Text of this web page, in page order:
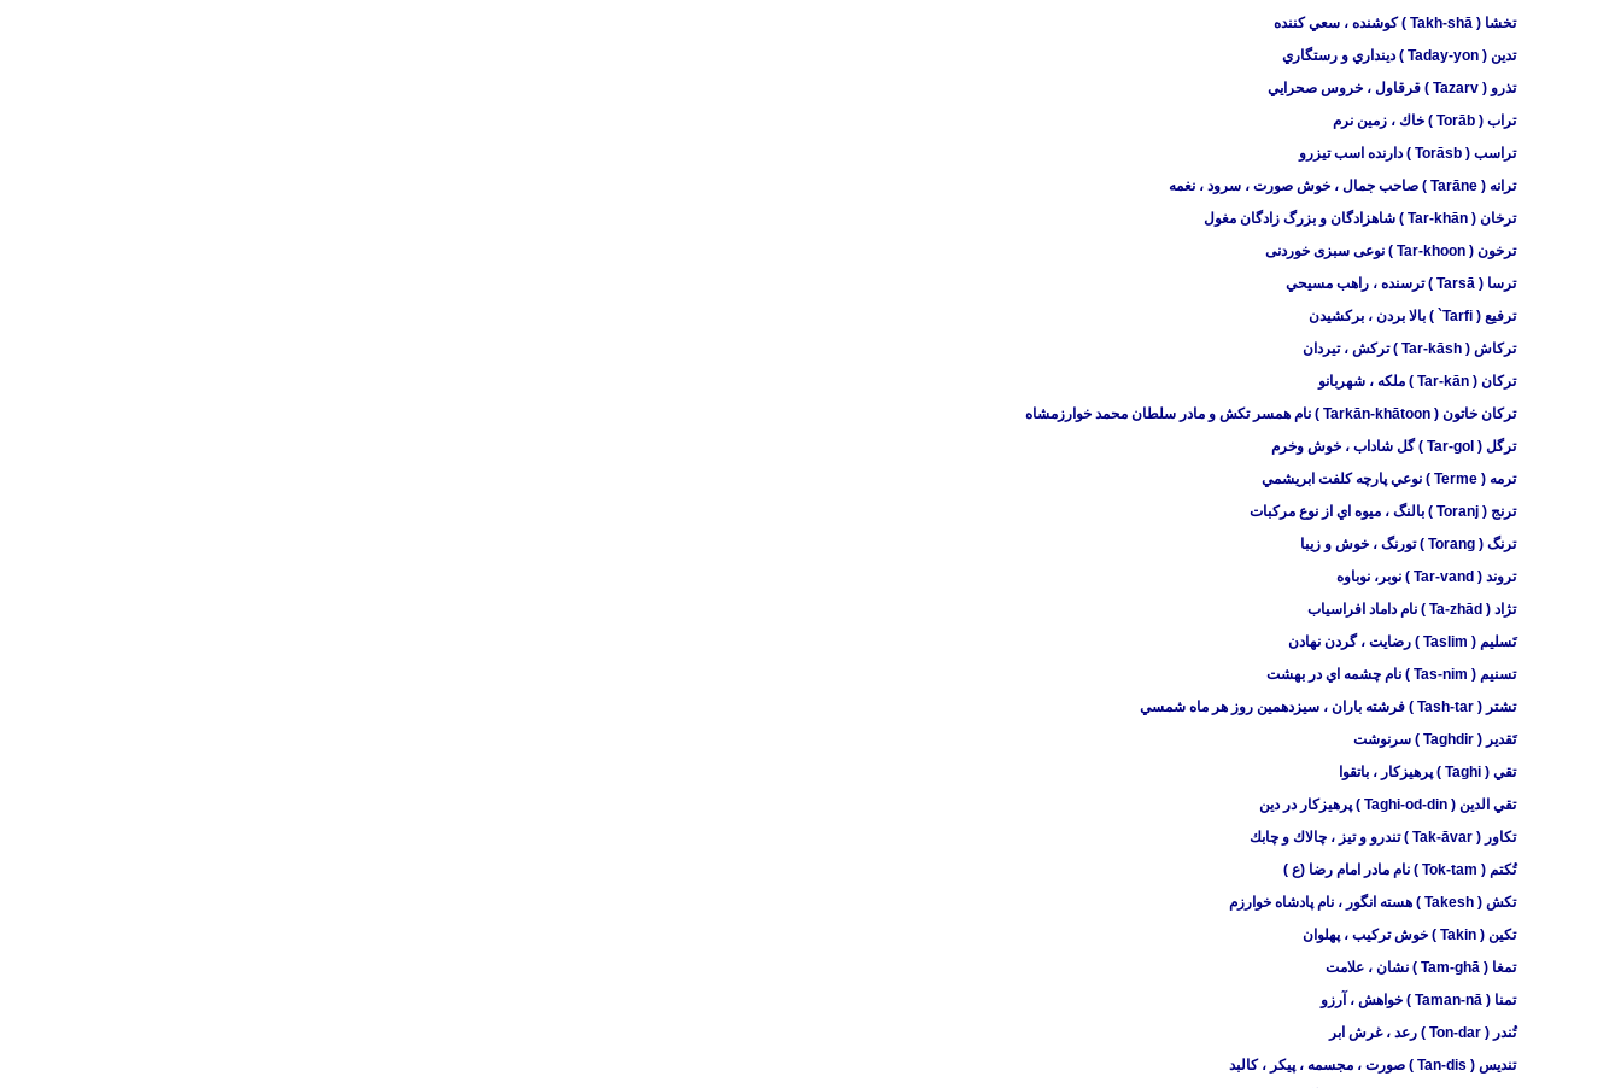
تخشا ( Takh-shā ) كوشنده ، سعي كننده
تدين ( Taday-yon ) دينداري و رستگاري
تذرو ( Tazarv ) قرقاول ، خروس صحرايي
تراب ( Torāb ) خاك ، زمين نرم
تراسب ( Torāsb ) دارنده اسب تيزرو
ترانه ( Tarāne ) صاحب جمال ، خوش صورت ، سرود ، نغمه
ترخان ( Tar-khān ) شاهزادگان و بزرگ زادگان مغول
ترخون ( Tar-khoon ) نوعی سبزی خوردنی
ترسا ( Tarsā ) ترسنده ، راهب مسيحي
ترفيع ( Tarfi` ) بالا بردن ، بركشيدن
تركاش ( Tar-kāsh ) تركش ، تيردان
تركان ( Tar-kān ) ملكه ، شهربانو
تركان خاتون ( Tarkān-khātoon ) نام همسر تكش و مادر سلطان محمد خوارزمشاه
ترگل ( Tar-gol ) گل شاداب ، خوش وخرم
ترمه ( Terme ) نوعي پارچه كلفت ابريشمي
ترنج ( Toranj ) بالنگ ، ميوه اي از نوع مركبات
ترنگ ( Torang ) تورنگ ، خوش و زيبا
تروند ( Tar-vand ) نوبر، نوباوه
تژاد ( Ta-zhād ) نام داماد افراسياب
تَسلیم ( Taslim ) رضایت ، گردن نهادن
تسنيم ( Tas-nim ) نام چشمه اي در بهشت
تشتر ( Tash-tar ) فرشته باران ، سيزدهمين روز هر ماه شمسي
تَقدیر ( Taghdir ) سرنوشت
تقي ( Taghi ) پرهيزکار ، باتقوا
تقي الدين ( Taghi-od-din ) پرهيزکار در دين
تكاور ( Tak-āvar ) تندرو و تيز ، چالاك و چابك
تُكتم ( Tok-tam ) نام مادر امام رضا (ع )
تكش ( Takesh ) هسته انگور ،‌ نام پادشاه خوارزم
تكين ( Takin ) خوش تركيب ، پهلوان
تمغا ( Tam-ghā ) نشان ، علامت
تمنا ( Taman-nā ) خواهش ، آرزو
تُندر ( Ton-dar ) رعد ، غرش ابر
تنديس ( Tan-dis ) صورت ، مجسمه ، پيكر ، كالبد